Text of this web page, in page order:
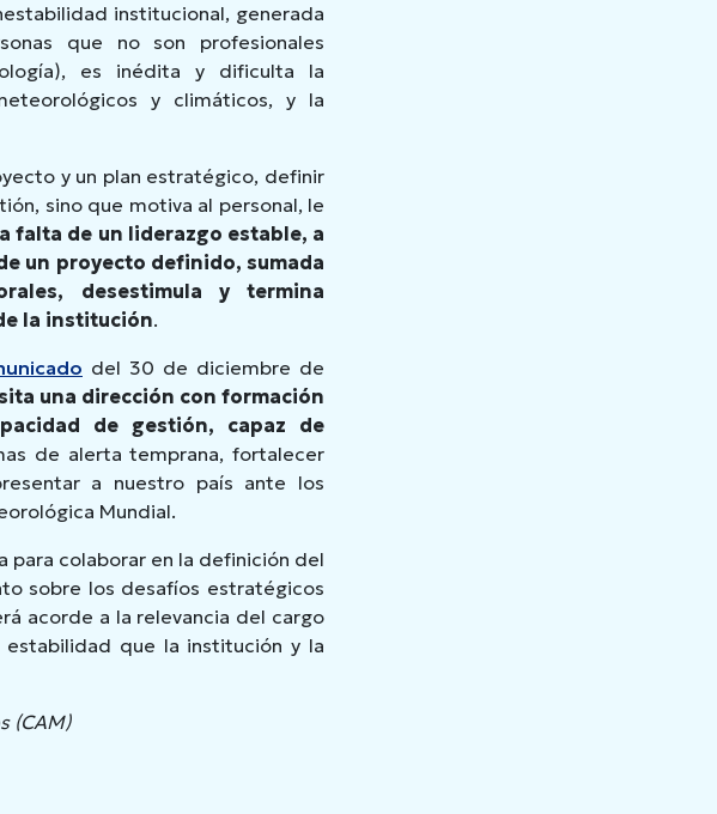
institucional, generada
que no son profesionales
es inédita y dificulta la
y climáticos, y la
y un plan estratégico, definir
sino que motiva al personal, le
falta de un liderazgo estable, a
un proyecto definido, sumada
desestimula y termina
la institución.
del 30 de diciembre de
una dirección con formación
de gestión, capaz de
de alerta temprana, fortalecer
a nuestro país ante los
Mundial.
para colaborar en la definición del
sobre los desafíos estratégicos
acorde a la relevancia del cargo
que la institución y la
(CAM)